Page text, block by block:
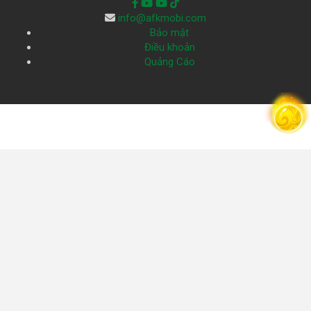
info@afkmobi.com
Bảo mật
Điều khoản
Quảng Cáo